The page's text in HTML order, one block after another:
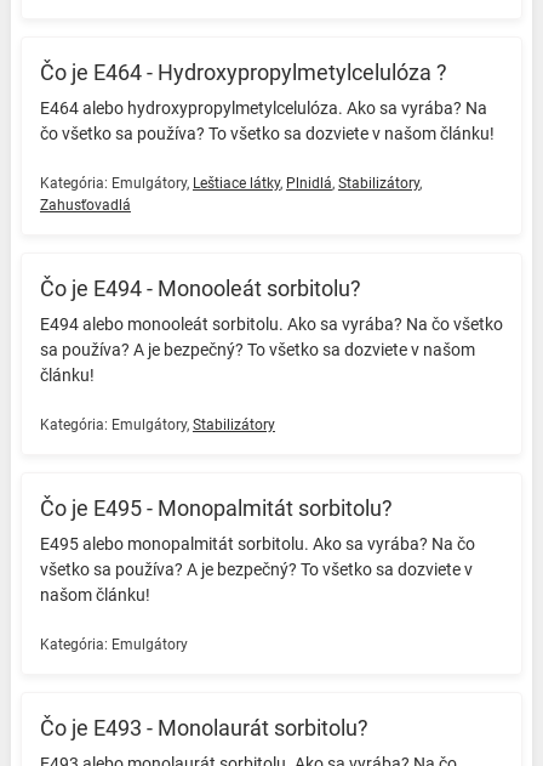
Čo je E464 - Hydroxypropylmetylcelulóza ?
E464 alebo hydroxypropylmetylcelulóza. Ako sa vyrába? Na
čo všetko sa používa? To všetko sa dozviete v našom článku! ️
Kategória: Emulgátory, Leštiace látky, Plnidlá, Stabilizátory,
Zahusťovadlá
Čo je E494 - Monooleát sorbitolu?
E494 alebo monooleát sorbitolu. Ako sa vyrába? Na čo všetko
sa používa? A je bezpečný? To všetko sa dozviete v našom
článku! ️
Kategória: Emulgátory, Stabilizátory
Čo je E495 - Monopalmitát sorbitolu?
E495 alebo monopalmitát sorbitolu. Ako sa vyrába? Na čo
všetko sa používa? A je bezpečný? To všetko sa dozviete v
našom článku! ️
Kategória: Emulgátory
Čo je E493 - Monolaurát sorbitolu?